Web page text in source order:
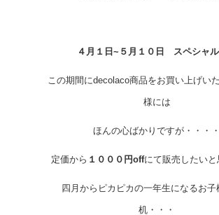
４月１日~５月１０日 スペシャ
この期間にdecolaco商品をお買い上げい
様には
ほんの心ばかりですが・・・・
定価から １０００円offにて販売したいと
四月からピカピカの一年生になるお子
机・・・